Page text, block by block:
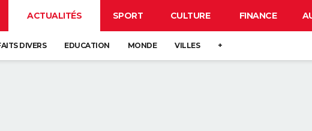
ACTUALITÉS SPORT CULTURE FINANCE
DIVERS EDUCATION MONDE VILLES +